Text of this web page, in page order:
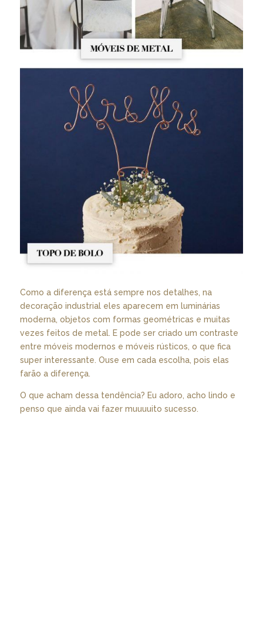
Como a diferença está sempre nos detalhes, na
decoração industrial eles aparecem em luminárias
moderna, objetos com formas geométricas e muitas
vezes feitos de metal. E pode ser criado um contraste
entre móveis modernos e móveis rústicos, o que fica
super interessante. Ouse em cada escolha, pois elas
farão a diferença.
O que acham dessa tendência? Eu adoro, acho lindo e
penso que ainda vai fazer muuuuito sucesso.